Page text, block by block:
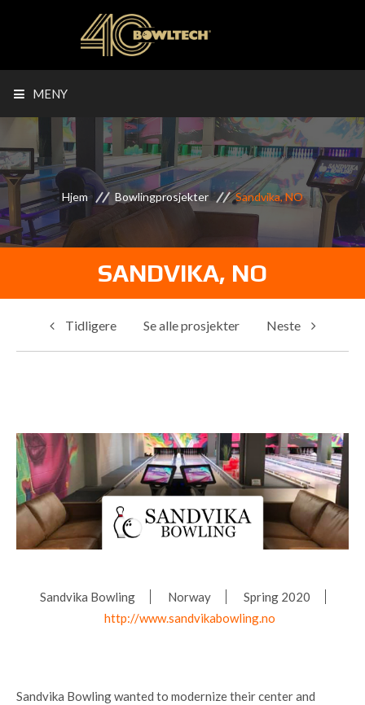
MENY
Hjem Bowlingprosjekter Sandvika, NO
SANDVIKA, NO
Tidligere Se alle prosjekter Neste
Sandvika Bowling Norway
Spring 2020
http://www.sandvikabowling.no
Sandvika Bowling wanted to modernize their center and